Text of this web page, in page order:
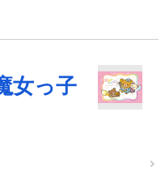
女っ子